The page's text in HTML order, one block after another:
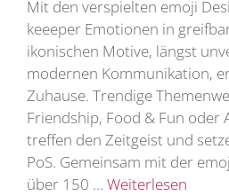
Mit den verspielten emoji
keeeper Emotionen in
ikonischen Motive, längst
modernen Kommunikation,
Zuhause. Trendige
Friendship, Food & Fun oder
treffen den Zeitgeist und
PoS. Gemeinsam mit der
über 150 … Weiterlesen